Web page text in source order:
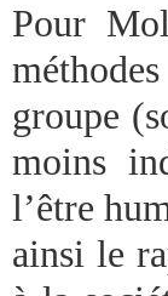
Pour
groupe
moins
l’être
ainsi le